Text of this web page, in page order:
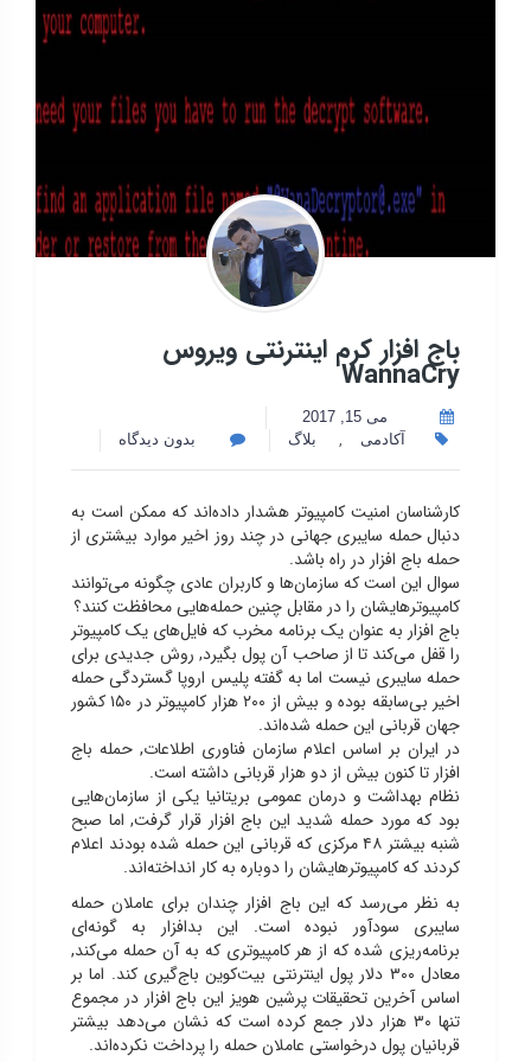
باج افزار کرم اینترنتی ویروس
WannaCry
می 15, 2017
آکادمی
, بلاگ بدون دیدگاه
کارشناسان امنیت کامپیوتر هشدار داده‌اند که ممکن است به
دنبال حمله سایبری جهانی در چند روز اخیر موارد بیشتری از
حمله باج افزار در راه باشد.
سوال این است که سازمان‌ها و کاربران عادی چگونه می‌توانند
کامپیوترهایشان را در مقابل چنین حمله‌هایی محافظت کنند؟
باج افزار به عنوان یک برنامه مخرب که فایل‌های یک کامپیوتر
را قفل می‌کند تا از صاحب آن پول بگیرد, روش جدیدی برای
حمله سایبری نیست اما به گفته پلیس اروپا گستردگی حمله
اخیر بی‌سابقه بوده و بیش از ۲۰۰ هزار کامپیوتر در ۱۵۰ کشور
جهان قربانی این حمله شده‌اند.
در ایران بر اساس اعلام سازمان فناوری اطلاعات, حمله باج
افزار تا کنون بیش از دو هزار قربانی داشته است.
نظام بهداشت و درمان عمومی بریتانیا یکی از سازمان‌هایی
بود که مورد حمله شدید این باج افزار قرار گرفت, اما صبح
شنبه بیشتر ۴۸ مرکزی که قربانی این حمله شده بودند اعلام
کردند که کامپیوترهایشان را دوباره به کار انداخته‌‌اند.
به نظر می‌رسد که این باج افزار چندان برای عاملان حمله
سایبری سودآور نبوده است. این بدافزار به گونه‌ای
برنامه‌ریزی شده که از هر کامپیوتری که به آن حمله می‌کند,
معادل ۳۰۰ دلار پول اینترنتی بیت‌کوین باج‌گیری کند. اما بر
اساس آخرین تحقیقات پرشین هویز این باج افزار در مجموع
تنها ۳۰ هزار دلار جمع کرده است که نشان می‌دهد بیشتر
قربانیان پول درخواستی عاملان حمله را پرداخت نکرده‌اند.